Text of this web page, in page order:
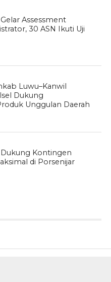
Assessment
30 ASN Ikuti Uji
Luwu–Kanwil
Dukung
Unggulan Daerah
Kontingen
di Porsenijar